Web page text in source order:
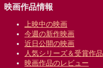
映画作品情報
上映中の映画
今週の新作映画
近日公開の映画
人気シリーズ＆受賞作品
映画作品のレビュー